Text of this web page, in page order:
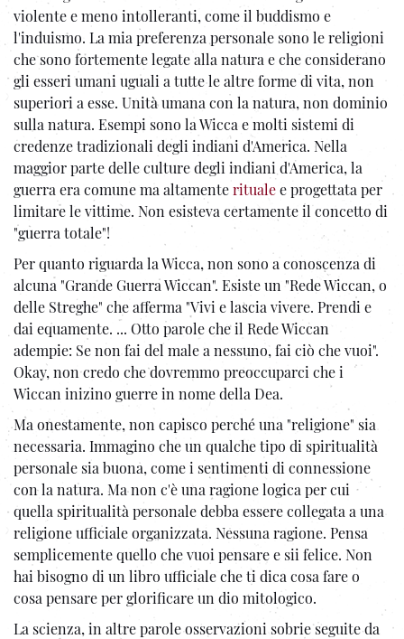
violente e meno intolleranti, come il buddismo e
l'induismo. La mia preferenza personale sono le religioni
che sono fortemente legate alla natura e che considerano
gli esseri umani uguali a tutte le altre forme di vita, non
superiori a esse. Unità umana con la natura, non dominio
sulla natura. Esempi sono la Wicca e molti sistemi di
credenze tradizionali degli indiani d'America. Nella
maggior parte delle culture degli indiani d'America, la
guerra era comune ma altamenteritualee progettata per
limitare le vittime. Non esisteva certamente il concetto di
"guerra totale"!
Per quanto riguarda la Wicca, non sono a conoscenza di
alcuna "Grande Guerra Wiccan". Esiste un "Rede Wiccan, o
delle Streghe" che afferma "Vivi e lascia vivere. Prendi e
dai equamente. ... Otto parole che il Rede Wiccan
adempie: Se non fai del male a nessuno, fai ciò che vuoi".
Okay, non credo che dovremmo preoccuparci che i
Wiccan inizino guerre in nome della Dea.
Ma onestamente, non capisco perché una "religione" sia
necessaria. Immagino che un qualche tipo di spiritualità
personale sia buona, come i sentimenti di connessione
con la natura. Ma non c'è una ragione logica per cui
quella spiritualità personale debba essere collegata a una
religione ufficiale organizzata. Nessuna ragione. Pensa
semplicemente quello che vuoi pensare e sii felice. Non
hai bisogno di un libro ufficiale che ti dica cosa fare o
cosa pensare per glorificare un dio mitologico.
La scienza, in altre parole osservazioni sobrie seguite da